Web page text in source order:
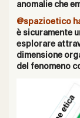
anomalie che
@spazioetico
è sicuramente
esplorare
dimensione
del fenomeno